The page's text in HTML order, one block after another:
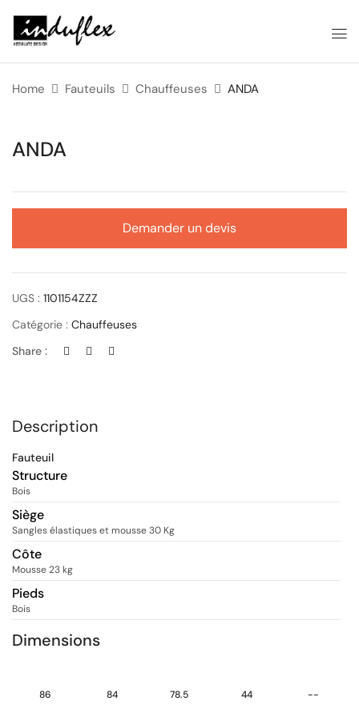
Home Fauteuils Chauffeuses ANDA
ANDA
Demander un devis
UGS : 1101154ZZZ
Catégorie : Chauffeuses
Share :
Description
Fauteuil
Structure
Bois
Siège
Sangles élastiques et mousse 30 Kg
Côte
Mousse 23 kg
Pieds
Bois
Dimensions
86 84 78.5 44 --